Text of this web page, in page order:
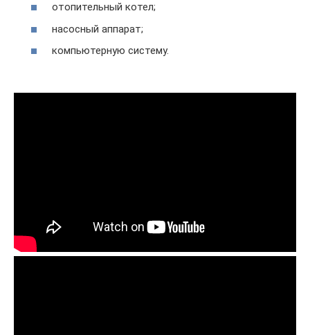
отопительный котел;
насосный аппарат;
компьютерную систему.